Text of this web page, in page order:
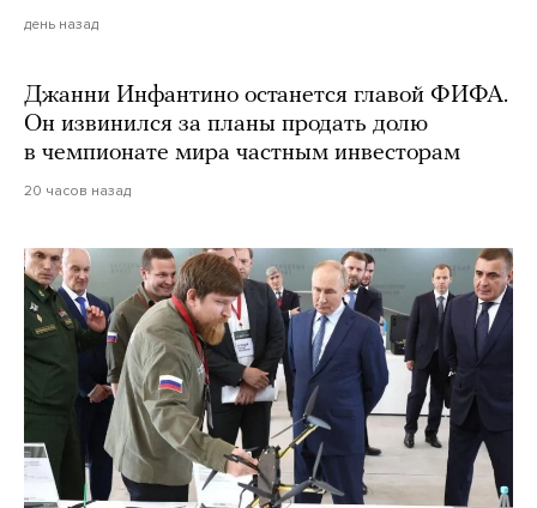
день назад
Джанни Инфантино останется главой ФИФА.
Он извинился за планы продать долю
в чемпионате мира частным инвесторам
20 часов назад